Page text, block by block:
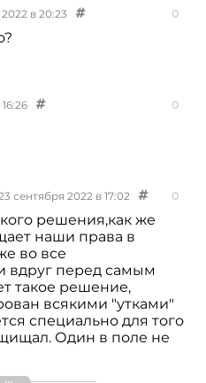
в 20:23 0
0
сентября 2022 в 17:02 0
решения,как же
наши права в
во все
вдруг перед самым
такое решение,
всякими "утками"
специально для того
Один в поле не